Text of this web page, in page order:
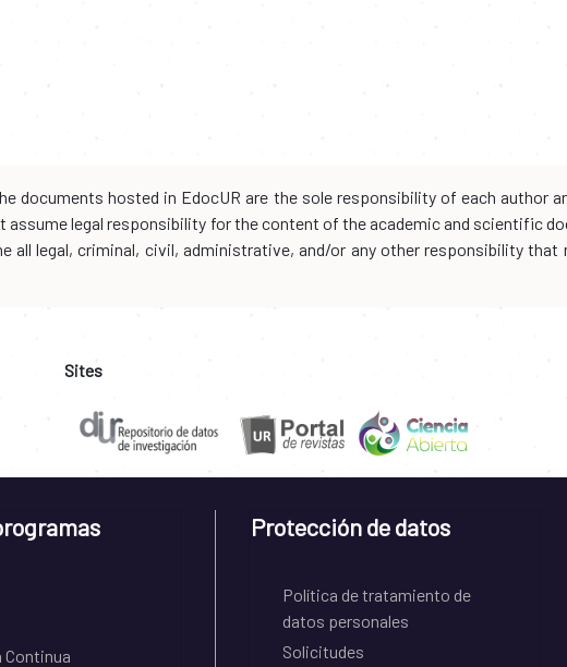
documents hosted in EdocUR are the sole responsibility of each author
legal responsibility for the content of the academic and scientific
legal, criminal, civil, administrative, and/or any other responsibility
Sites
Continua
Protección de datos
Política de tratamiento de
datos personales
Solicitudes